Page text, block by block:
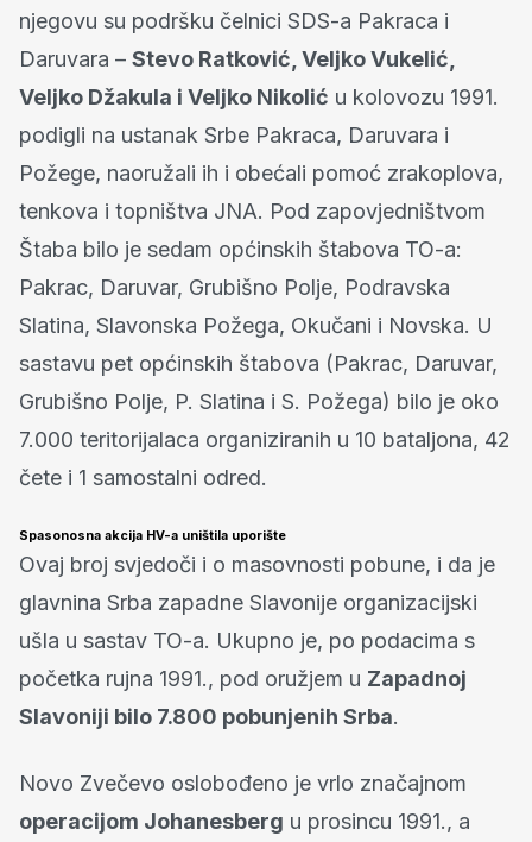
njegovu su podršku čelnici SDS-a Pakraca i
Daruvara – Stevo Ratković, Veljko Vukelić,
Veljko Džakula i Veljko Nikolić u kolovozu 1991.
podigli na ustanak Srbe Pakraca, Daruvara i
Požege, naoružali ih i obećali pomoć zrakoplova,
tenkova i topništva JNA. Pod zapovjedništvom
Štaba bilo je sedam općinskih štabova TO-a:
Pakrac, Daruvar, Grubišno Polje, Podravska
Slatina, Slavonska Požega, Okučani i Novska. U
sastavu pet općinskih štabova (Pakrac, Daruvar,
Grubišno Polje, P. Slatina i S. Požega) bilo je oko
7.000 teritorijalaca organiziranih u 10 bataljona, 42
čete i 1 samostalni odred.
Spasonosna akcija HV-a uništila uporište
Ovaj broj svjedoči i o masovnosti pobune, i da je
glavnina Srba zapadne Slavonije organizacijski
ušla u sastav TO-a. Ukupno je, po podacima s
početka rujna 1991., pod oružjem u Zapadnoj
Slavoniji bilo 7.800 pobunjenih Srba.
Novo Zvečevo oslobođeno je vrlo značajnom
operacijom Johanesberg u prosincu 1991., a